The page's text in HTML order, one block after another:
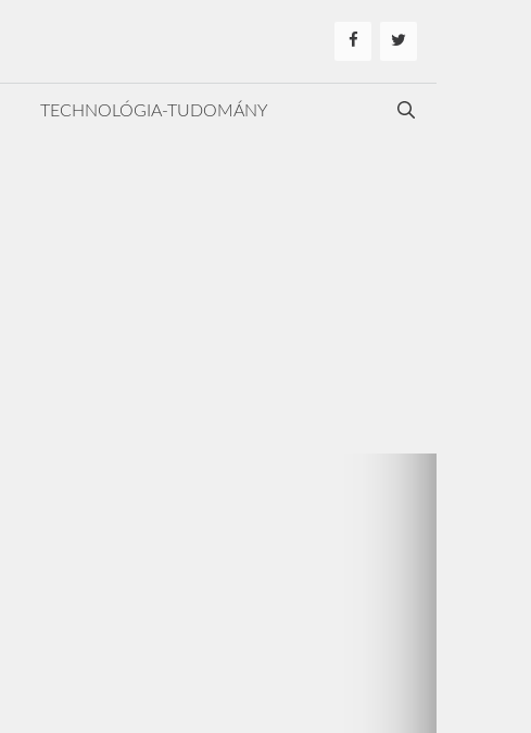
TECHNOLÓGIA-TUDOMÁNY